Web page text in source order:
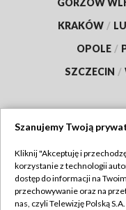
GORZÓW
KRAKÓW /
OPOLE /
SZCZECIN /
Abonament TVP
Szanujemy Twoją
Kliknij "Akceptuję i
korzystanie z technologii
dostęp do informacji na
przechowywanie oraz na
nas, czyli Telewizję Polską